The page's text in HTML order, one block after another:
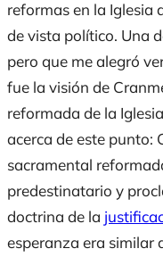
reformas en la Iglesia
de vista político. Una
pero que me alegró
fue la visión de
reformada de la
acerca de este punto:
sacramental
predestinatario y
doctrina de la
esperanza era similar